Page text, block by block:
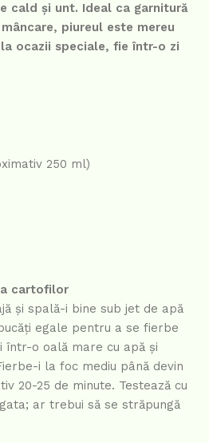
cald și unt. Ideal ca garnitură
piureul este mereu
ocazii speciale, fie într-o zi
250 ml)
cartofilor
și spală-i bine sub jet de apă
egale pentru a se fierbe
într-o oală mare cu apă și
i la foc mediu până devin
20-25 de minute. Testează cu
ar trebui să se străpungă